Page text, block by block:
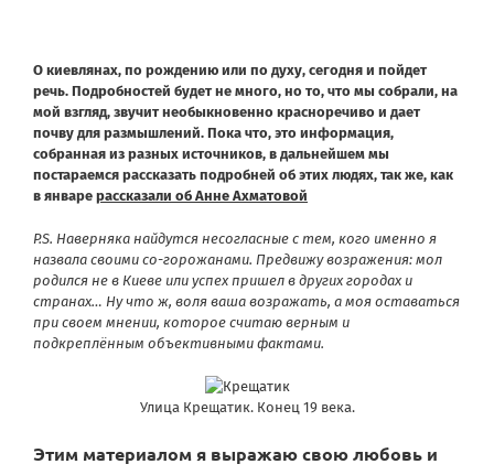
О киевлянах, по рождению или по духу, сегодня и пойдет
речь. Подробностей будет не много, но то, что мы собрали, на
мой взгляд, звучит необыкновенно красноречиво и дает
почву для размышлений. Пока что, это информация,
собранная из разных источников, в дальнейшем мы
постараемся рассказать подробней об этих людях, так же, как
в январе рассказали об Анне Ахматовой
P.S. Наверняка найдутся несогласные с тем, кого именно я
назвала своими со-горожанами. Предвижу возражения: мол
родился не в Киеве или успех пришел в других городах и
странах… Ну что ж, воля ваша возражать, а моя оставаться
при своем мнении, которое считаю верным и
подкреплённым объективными фактами.
Улица Крещатик. Конец 19 века.
Этим материалом я выражаю свою любовь и